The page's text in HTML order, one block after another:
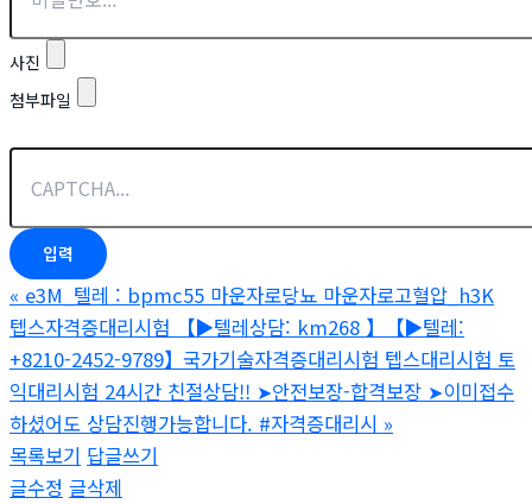
사진
첨부파일
« e3M_텔레 : bpmc55 마운자로당뇨 마운자로고혈압_h3K
텝스자격증대리시험 【▶텔레상담: km268 】【▶텔레:
+8210-2452-9789】국가기술자격증대리시험 텝스대리시험 토
익대리시험 24시간 친절상담!! ➤안전보장-합격보장 ➤이미접수
하셨어도 상담진행가능합니다. #자격증대리시 »
목록보기 답글쓰기
글수정 글삭제